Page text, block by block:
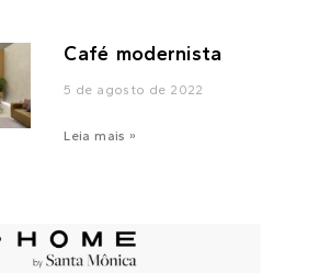
Café modernista
5 de agosto de 2022
Leia mais »